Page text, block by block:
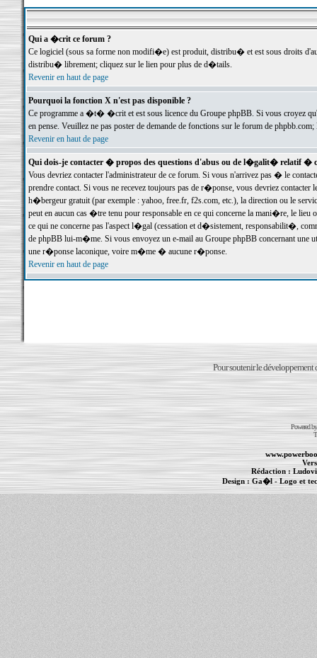
Qui a �crit ce forum ?
Ce logiciel (sous sa forme non modifi�e) est produit, distribu� et est sous droits
distribu� librement; cliquez sur le lien pour plus de d�tails.
Revenir en haut de page
Pourquoi la fonction X n'est pas disponible ?
Ce programme a �t� �crit et est sous licence du Groupe phpBB. Si vous croyez
en pense. Veuillez ne pas poster de demande de fonctions sur le forum de
Revenir en haut de page
Qui dois-je contacter � propos des questions d'abus ou de l�galit� relatif �
Vous devriez contacter l'administrateur de ce forum. Si vous n'arrivez pas � le
prendre contact. Si vous ne recevez toujours pas de r�ponse, vous devriez
h�bergeur gratuit (par exemple : yahoo, free.fr, f2s.com, etc.), la direction ou le
peut en aucun cas �tre tenu pour responsable en ce qui concerne la mani�re, le
ce qui ne concerne pas l'aspect l�gal (cessation et d�sistement, responsabilit�,
de phpBB lui-m�me. Si vous envoyez un e-mail au Groupe phpBB concernant une
une r�ponse laconique, voire m�me � aucune r�ponse.
Revenir en haut de page
Pour soutenir le développement
Powered
Rédaction :
Design :Ga�l- Logo et
Informations :